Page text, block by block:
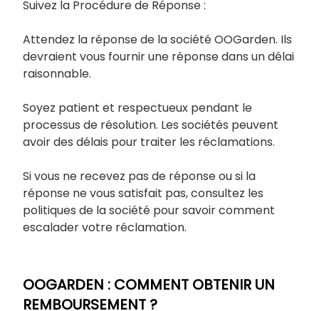
Suivez la Procédure de Réponse :
Attendez la réponse de la société OOGarden. Ils
devraient vous fournir une réponse dans un délai
raisonnable.
Soyez patient et respectueux pendant le
processus de résolution. Les sociétés peuvent
avoir des délais pour traiter les réclamations.
Si vous ne recevez pas de réponse ou si la
réponse ne vous satisfait pas, consultez les
politiques de la société pour savoir comment
escalader votre réclamation.
OOGARDEN : COMMENT OBTENIR UN
REMBOURSEMENT ?